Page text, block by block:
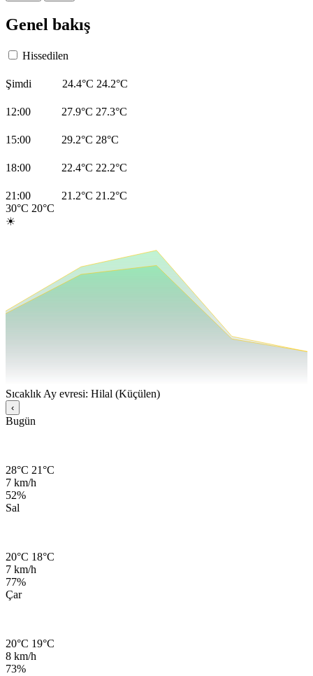
Genel bakış
Hissedilen
Şimdi 24.4°C 24.2°C
12:00 27.9°C 27.3°C
15:00 29.2°C 28°C
18:00 22.4°C 22.2°C
21:00 21.2°C 21.2°C
30°C 20°C
☀
Sıcaklık Ay evresi: Hilal (Küçülen)
‹
Bugün
28°C 21°C
7 km/h
52%
Sal
20°C 18°C
7 km/h
77%
Çar
20°C 19°C
8 km/h
73%